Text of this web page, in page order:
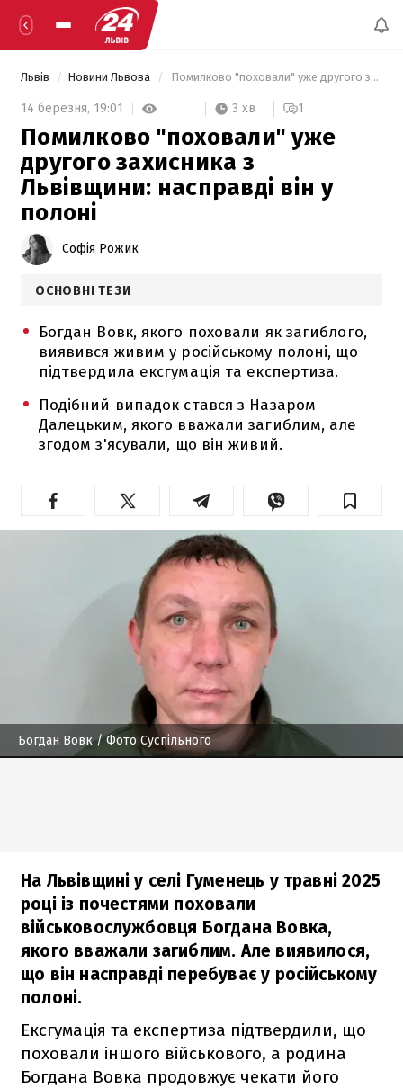
Львів Новини Львова Помилково "поховали" уже другого захисника з Львівщини: насправді він у полоні
14 березня, 19:01 3 хв 1
Помилково "поховали" уже
другого захисника з
Львівщини: насправді він у
полоні
Софія Рожик
ОСНОВНІ ТЕЗИ
Богдан Вовк, якого поховали як загиблого,
виявився живим у російському полоні, що
підтвердила ексгумація та експертиза.
Подібний випадок стався з Назаром
Далецьким, якого вважали загиблим, але
згодом з'ясували, що він живий.
Богдан Вовк/ Фото Суспільного
На Львівщині у селі Гуменець у травні 2025
році із почестями поховали
військовослужбовця Богдана Вовка,
якого вважали загиблим. Але виявилося,
що він насправді перебуває у російському
полоні.
Ексгумація та експертиза підтвердили, що
поховали іншого військового, а родина
Богдана Вовка продовжує чекати його